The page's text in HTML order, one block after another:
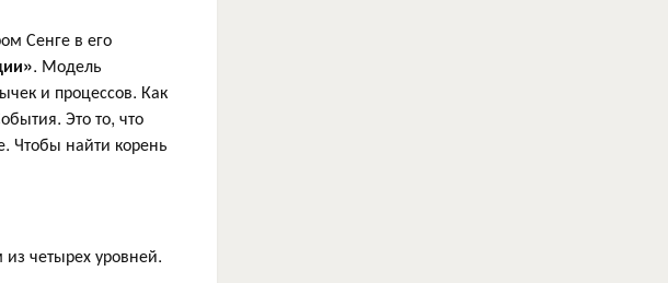
Сенге в его
. Модель
и процессов. Как
Это то, что
Чтобы найти корень
четырех уровней.